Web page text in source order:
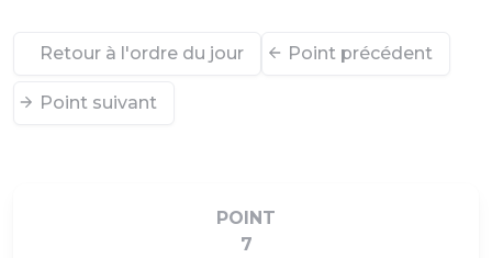
Retour à l'ordre du jour Point précédent
Point suivant
POINT
7